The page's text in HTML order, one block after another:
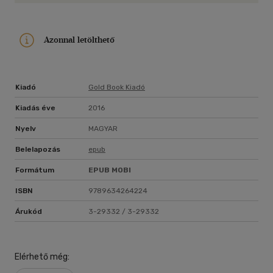
Azonnal letölthető
Kiadó Gold Book Kiadó
Kiadás éve 2016
Nyelv MAGYAR
Belelapozás epub
Formátum EPUB MOBI
ISBN 9789634264224
Árukód 3-29332 / 3-29332
Elérhető még: